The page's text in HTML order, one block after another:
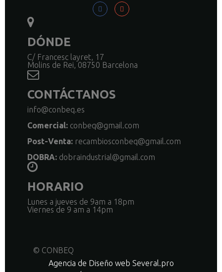
DÓNDE
C/ Francesc layret, 17
Molins de Rei, 08750 Barcelona
CONTÁCTANOS
info@conbeq.es
Comercial: conbeq@gmail.com
Post-Venta: recambiosconbeq@gmail.com
DOBRA: dobraindustrial@gmail.com
HORARIO
Lunes a jueves de 9am a 18pm
Viernes de 9 am a 14pm
© CONBEQ
Agencia de Diseño web Several.pro